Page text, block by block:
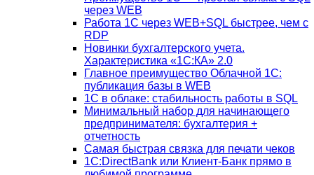
через WEB
Работа 1С через WEB+SQL быстрее, чем с
RDP
Новинки бухгалтерского учета.
Характеристика «1С:КА» 2.0
Главное преимущество Облачной 1С:
публикация базы в WEB
1С в облаке: стабильность работы в SQL
Минимальный набор для начинающего
предпринимателя: бухгалтерия +
отчетность
Самая быстрая связка для печати чеков
1С:DirectBank или Клиент-Банк прямо в